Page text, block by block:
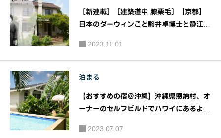
出版の本
ィノ［充
電式 3in1
ウィナー
ズ株式会
［新連載］［建築道中 膝栗毛］【京都】
日本のダーウィンこと駒井卓博士と静江夫
「駒井家住宅」（駒井卓・静江記念館）｜
（公財）日本ナショナルトラスト
2023.11.01
泊まる
【おすすめの宿＠沖縄】沖縄県恩納村、オ
ーナーのセルフビルドでハワイにあるよう
he Guava Shack」が、夏に向けてガー
2023.07.07